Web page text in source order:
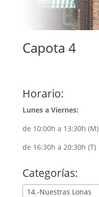
Capota 4
Horario:
Lunes a Viernes:
de 10:00h a 13:30h (M)
de 16:30h a 20:30h (T)
Categorías:
14.-Nuestras Lonas